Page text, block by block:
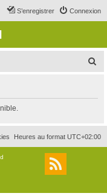
Connexion
S’enregistrer
r
c
r
Heures au format UTC+02:00